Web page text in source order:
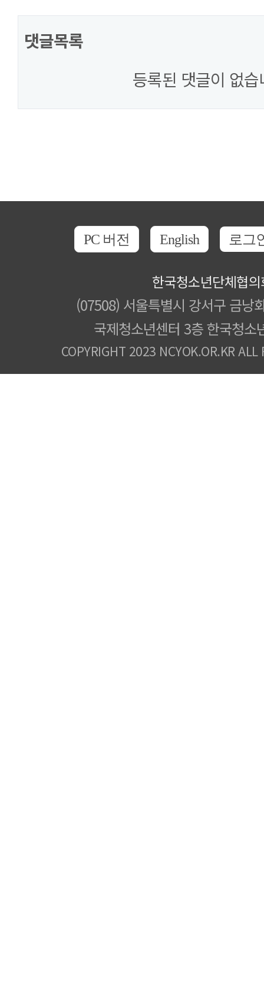
댓글목록
등록된 댓글이 없습
PC 버전 English 로그
한국청소년단체협
(07508) 서울특별시 강서구 금낭
국제청소년센터 3층 한국청소
COPYRIGHT 2023 NCYOK.OR.KR ALL